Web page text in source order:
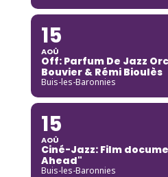
15
AOÛ
Off: Parfum De Jazz
Bouvier & Rémi Bioulès
Buis-les-Baronnies
15
AOÛ
Ciné-Jazz: Film
Ahead"
Buis-les-Baronnies